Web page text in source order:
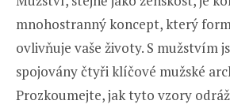
mnohostranný koncept, který
ovlivňuje vaše životy. S mužstvím
spojovány čtyři klíčové mužské
Prozkoumejte, jak tyto vzory